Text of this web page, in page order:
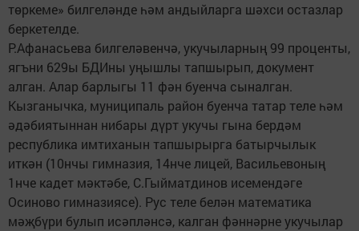
төркеме» билгеләнде һәм андыйларга шәхси остазлар
беркетелде.
Р.Афанасьева билгеләвенчә, укучыларның 99 проценты,
ягъни 629ы БДИны уңышлы тапшырып, документ
алган. Алар барлыгы 11 фән буенча сыналган.
Кызганычка, муниципаль район буенча татар теле һәм
әдәбиятыннан нибары дүрт укучы гына бердәм
республика имтиханын тапшырырга батырчылык
иткән (10нчы гимназия, 14нче лицей, Васильевоның
1нче кадет мәктәбе, С.Гыйматдинов исемендәге
Осиново гимназиясе). Рус теле белән математика
мәҗбүри булып исәпләнсә, калган фәннәрне укучылар